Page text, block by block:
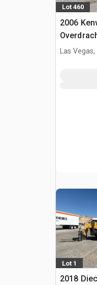
Lot 460
2006
Las Vegas,
Lot 1
2018